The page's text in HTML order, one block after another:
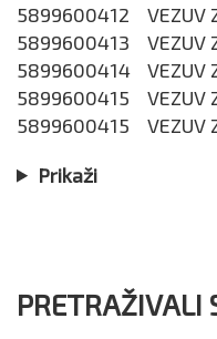
5899600412
5899600413
5899600414
5899600415
VEZUV
5899600415
VEZUV
Prikaži
PRETRAŽIVALI